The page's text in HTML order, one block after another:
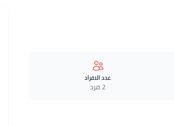
عدد الافراد
2 فرد